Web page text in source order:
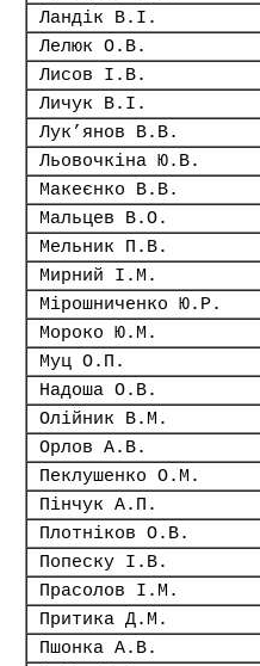
Ландік В.І.
Лелюк О.В.
Лисов І.В.
Личук В.І.
Лук’янов В.В.
Льовочкіна Ю.В.
Макеєнко В.В.
Мальцев В.О.
Мельник П.В.
Мирний І.М.
Мірошниченко Ю.Р.
Мороко Ю.М.
Муц О.П.
Надоша О.В.
Олійник В.М.
Орлов А.В.
Пеклушенко О.М.
Пінчук А.П.
Плотніков О.В.
Попеску І.В.
Прасолов І.М.
Притика Д.М.
Пшонка А.В.